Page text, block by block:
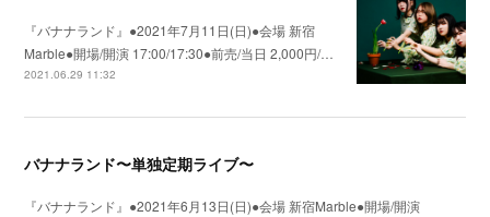
『バナナランド』●2021年7月11日(日)●会場 新宿
Marble●開場/開演 17:00/17:30●前売/当日 2,000円/…
2021.06.29 11:32
バナナランド〜単独定期ライブ〜
『バナナランド』●2021年6月13日(日)●会場 新宿Marble●開場/開演